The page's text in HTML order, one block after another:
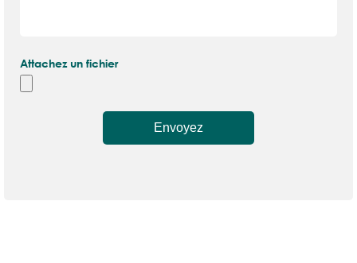
Attachez un fichier
Envoyez